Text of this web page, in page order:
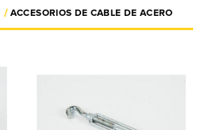
ACCESORIOS DE CABLE DE ACERO